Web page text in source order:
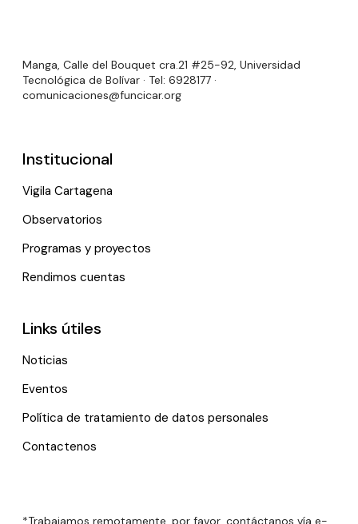
Manga, Calle del Bouquet cra.21 #25-92, Universidad
Tecnológica de Bolívar · Tel: 6928177 ·
comunicaciones@funcicar.org
Institucional
Vigila Cartagena
Observatorios
Programas y proyectos
Rendimos cuentas
Links útiles
Noticias
Eventos
Política de tratamiento de datos personales
Contactenos
*Trabajamos remotamente, por favor, contáctanos vía e-